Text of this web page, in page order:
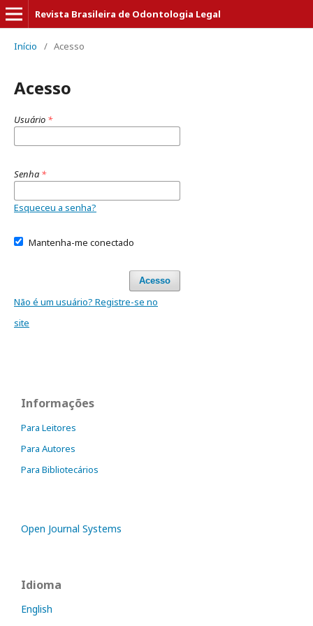
Revista Brasileira de Odontologia Legal
Início / Acesso
Acesso
Usuário *
Senha *
Esqueceu a senha?
Mantenha-me conectado
Acesso
Não é um usuário? Registre-se no
site
Informações
Para Leitores
Para Autores
Para Bibliotecários
Open Journal Systems
Idioma
English